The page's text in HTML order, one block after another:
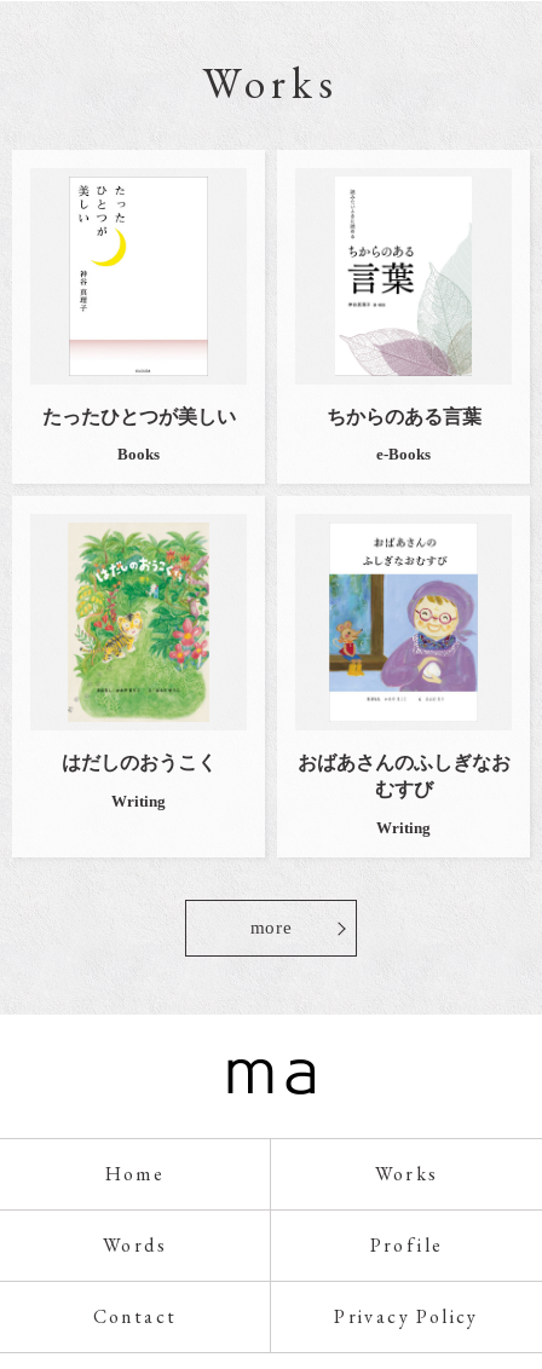
Works
たったひとつが美しい
Books
ちからのある言葉
e-Books
はだしのおうこく
Writing
おばあさんのふしぎなお
むすび
Writing
more
Home Works
Words Profile
Contact Privacy Policy